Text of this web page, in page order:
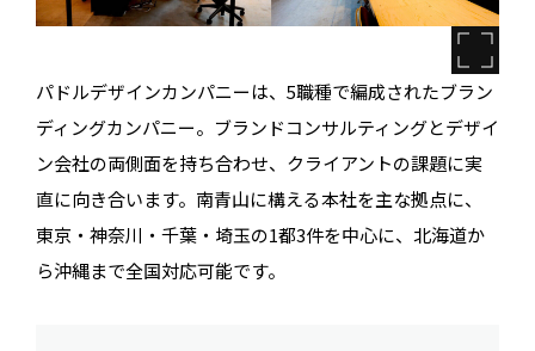
パドルデザインカンパニーは、5職種で編成されたブラン
ディングカンパニー。ブランドコンサルティングとデザイ
ン会社の両側面を持ち合わせ、クライアントの課題に実
直に向き合います。南青山に構える本社を主な拠点に、
東京・神奈川・千葉・埼玉の1都3件を中心に、北海道か
ら沖縄まで全国対応可能です。